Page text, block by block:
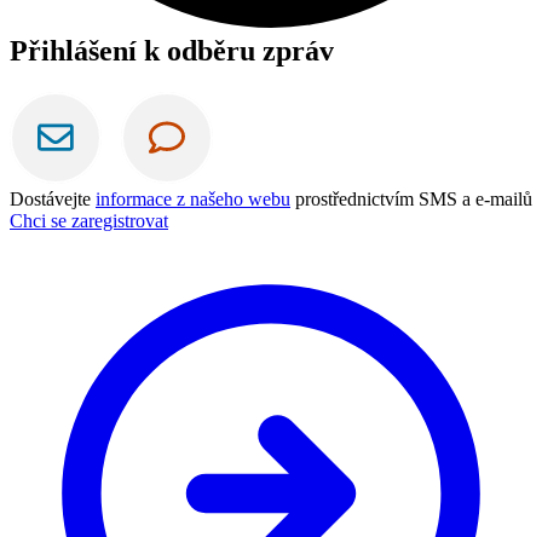
Přihlášení k odběru zpráv
Dostávejte informace z našeho webu prostřednictvím SMS a e-mailů
Chci se zaregistrovat